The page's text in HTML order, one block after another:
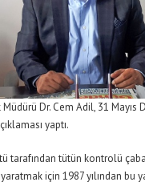
Dr. Cem Adil, 31 Mayıs
yaptı.
tarafından tütün kontrolü
için 1987 yılından bu